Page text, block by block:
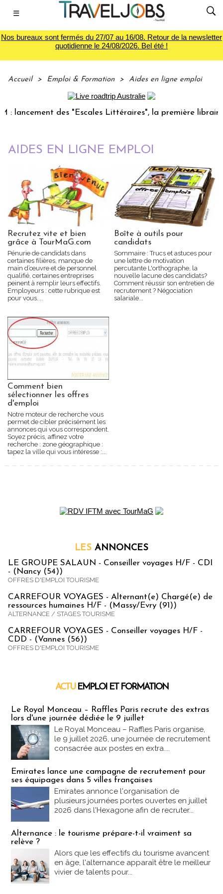
☰
Nos bureaux sont fermés du 27/07 au 16/08. Retour de la newsletter
quotidienne le 24/08/2026. Bel été !
Accueil > Emploi & Formation > Aides en ligne emploi
des "Escales Littéraires", la première librairie
AIDES EN LIGNE EMPLOI
Recrutez vite et bien
grâce à TourMaG.com
Pénurie de candidats dans
certaines filières, manque de
main d’œuvre et de personnel
qualifié, certaines entreprises
peinent à remplir leurs effectifs.
Employeurs : cette rubrique est
pour vous....
Boîte à outils pour
candidats
Sommaire : Trucs et astuces pour
une lettre de motivation
percutante L'orthographe, la
nouvelle lacune des candidats?
Comment réussir son entretien de
recrutement ? Négociation
salariale...
Comment bien
sélectionner les offres
d'emploi
Notre moteur de recherche vous
permet de cibler précisément les
annonces qui vous correspondent.
Soyez précis, affinez votre
recherche : zone géographique :
tapez la ville qui vous intéresse :...
LES ANNONCES
LE GROUPE SALAUN - Conseiller voyages H/F - CDI
- (Nancy (54))
OFFRES D'EMPLOI TOURISME
CARREFOUR VOYAGES - Alternant(e) Chargé(e) de
ressources humaines H/F - (Massy/Evry (91))
ALTERNANCE / STAGES TOURISME
CARREFOUR VOYAGES - Conseiller voyages H/F -
CDD - (Vannes (56))
OFFRES D'EMPLOI TOURISME
ACTU EMPLOI ET FORMATION
Le Royal Monceau – Raffles Paris recrute des extras
lors d'une journée dédiée le 9 juillet
Le Royal Monceau – Raffles Paris organise,
le 9 juillet 2026, une journée de recrutement
consacrée aux postes en extra....
Emirates lance une campagne de recrutement pour
ses équipages dans 5 villes françaises
Emirates annonce l'organisation de
plusieurs journées portes ouvertes en juillet
2026 dans l'Hexagone afin de recruter...
Alternance : le tourisme prépare-t-il vraiment sa
relève ?
Alors que les effectifs du tourisme avancent
en âge, l'alternance apparaît être le meilleur
vivier de talents pour...